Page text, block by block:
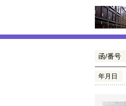
函/番号
年月日